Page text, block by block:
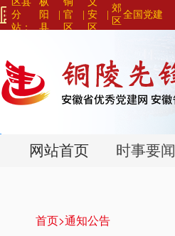
分
站：
阳
县
官
区
|安
区
|
郊
区
全国党建
网站首页 时事要闻
首页>通知公告